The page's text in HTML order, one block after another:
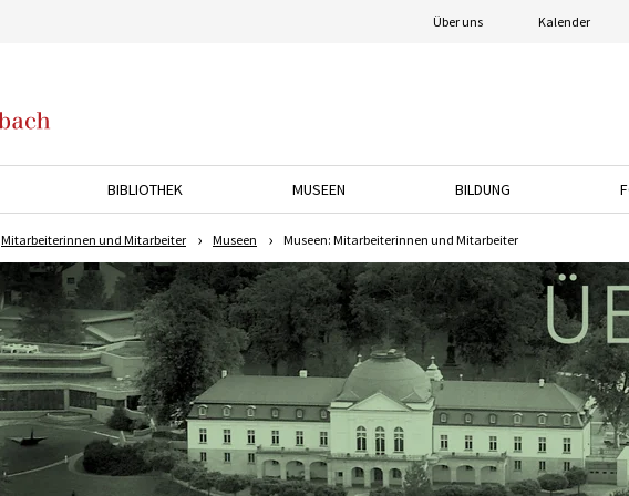
Über uns Kalender
BIBLIOTHEK
MUSEEN
BILDUNG
Mitarbeiterinnen und Mitarbeiter Museen Museen: Mitarbeiterinnen und Mitarbeiter